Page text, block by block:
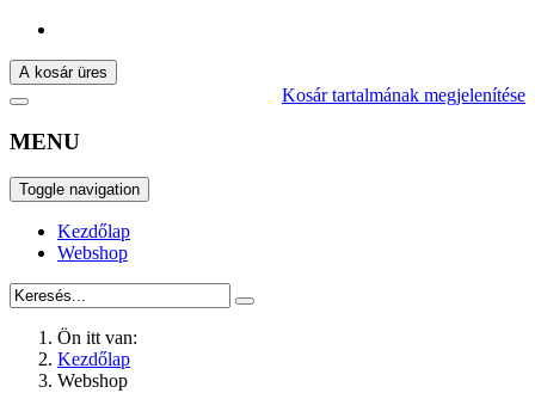
A kosár üres
Kosár tartalmának megjelenítése
MENU
Toggle navigation
Kezdőlap
Webshop
Ön itt van:
Kezdőlap
Webshop